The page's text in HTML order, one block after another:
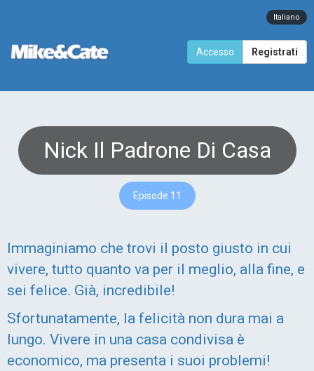
Italiano
Accesso Registrati
Nick Il Padrone Di Casa
Episode 11
Immaginiamo che trovi il posto giusto in cui
vivere, tutto quanto va per il meglio, alla fine, e
sei felice. Già, incredibile!
Sfortunatamente, la felicità non dura mai a
lungo. Vivere in una casa condivisa è
economico, ma presenta i suoi problemi!